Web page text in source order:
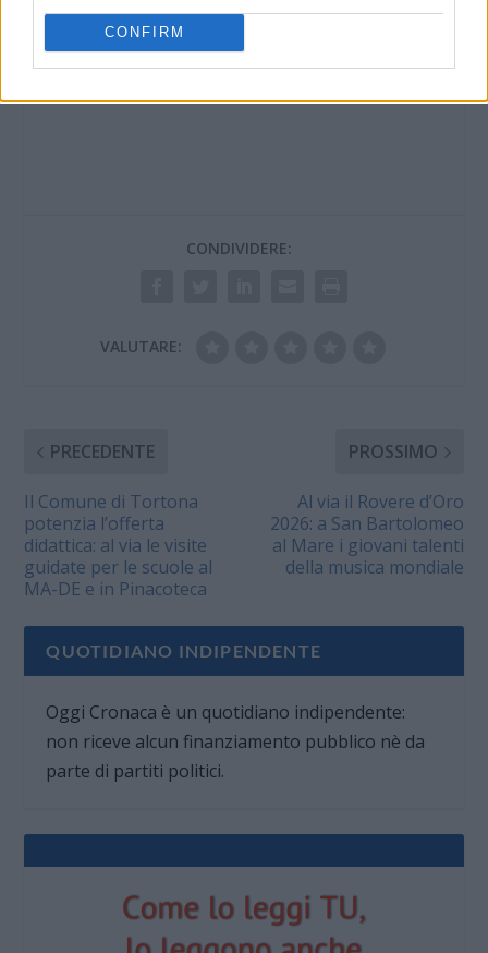
CONFIRM
CONDIVIDERE:
VALUTARE:
PRECEDENTE
Il Comune di Tortona
potenzia l’offerta
didattica: al via le visite
guidate per le scuole al
MA-DE e in Pinacoteca
PROSSIMO
Al via il Rovere d’Oro
2026: a San Bartolomeo
al Mare i giovani talenti
della musica mondiale
QUOTIDIANO INDIPENDENTE
Oggi Cronaca è un quotidiano indipendente:
non riceve alcun finanziamento pubblico nè da
parte di partiti politici.